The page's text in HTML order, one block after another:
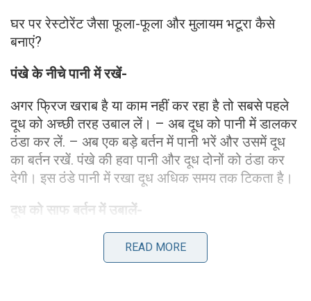
घर पर रेस्टोरेंट जैसा फूला-फूला और मुलायम भटूरा कैसे
बनाएं?
पंखे के नीचे पानी में रखें-
अगर फ्रिज खराब है या काम नहीं कर रहा है तो सबसे पहले
दूध को अच्छी तरह उबाल लें। – अब दूध को पानी में डालकर
ठंडा कर लें. – अब एक बड़े बर्तन में पानी भरें और उसमें दूध
का बर्तन रखें. पंखे की हवा पानी और दूध दोनों को ठंडा कर
देगी। इस ठंडे पानी में रखा दूध अधिक समय तक टिकता है।
दूध को साफ बर्तन में उबालें-
कई बार लोग पुराने दूध के बर्तन में दूध गर्म कर लेते हैं. इससे
दूध खराब हो सकता है. गर्मियों में दूध उबालने के लिए साफ
READ MORE